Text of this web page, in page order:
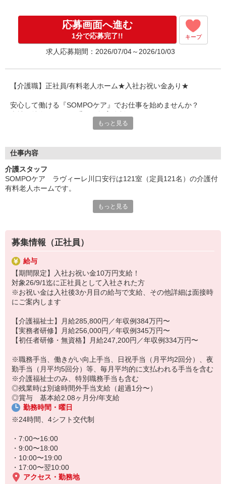
【介護福祉士】月給285,800円／年収例384万円〜
【実務者研修】月給256,000円／年収例345万円〜
【初任者研修・無資格】月給247,200円／年収例334
万円〜
回分）、夜勤手当（月平均5回分）等、毎月平均的に
支払われる手当を含む
※介護福祉士のみ、特別職務手当も含む
◎残業時は別途時間外手当支給（超過1分〜）
◎賞与 基本給2.08ヶ月分/年支給
応募画面へ進む
1分で応募完了!! キープ
求人応募期間：2026/07/04～2026/10/03
【介護職】正社員/有料老人ホーム★入社お祝い金あり★
安心して働ける『SOMPOケア』でお仕事を始めませんか？
更なるステップアップもフォロー。
「久しぶりに仕事復帰しようかな」
という、未経験の方・ブランクのある方も大丈夫です！
経験のある方も、活躍の幅を広げられますよ♪
事務・保育士・看護師・アパレル・飲食など・・・
あなたも当社で、新しい一歩を踏み出しましょう！
もっと見る
仕事内容
介護スタッフ
SOMPOケア ラヴィーレ川口安行は121室（定員121名）の介護付
有料老人ホームです。
・レストラン誘導・配膳
・レクリエーション・趣味活動のサポート
・誕生会、季節イベント実施 など
もっと見る
募集情報（正社員）
給与
【期間限定】入社お祝い金10万円支給！
対象26/9/1迄に正社員として入社された方
※お祝い金は入社後3か月目の給与で支給、その他詳細は面接時
にご案内します
【介護福祉士】月給285,800円／年収例384万円〜
【実務者研修】月給256,000円／年収例345万円〜
【初任者研修・無資格】月給247,200円／年収例334万円〜
※職務手当、働きがい向上手当、日祝手当（月平均2回分）、夜
勤手当（月平均5回分）等、毎月平均的に支払われる手当を含む
※介護福祉士のみ、特別職務手当も含む
◎残業時は別途時間外手当支給（超過1分〜）
◎賞与 基本給2.08ヶ月分/年支給
勤務時間・曜日
※24時間、4シフト交代制
・7:00〜16:00
・9:00〜18:00
・10:00〜19:00
・17:00〜翌10:00
アクセス・勤務地